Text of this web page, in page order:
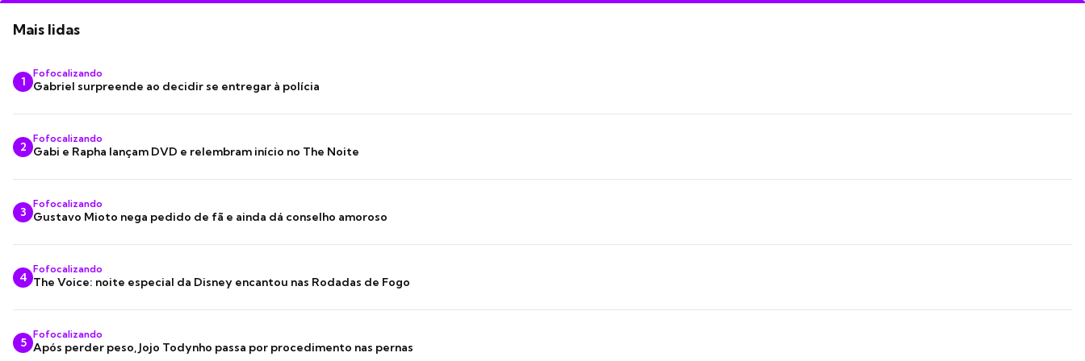
Mais lidas
1
Fofocalizando
Gabriel surpreende ao decidir se entregar à polícia
2
Fofocalizando
Gabi e Rapha lançam DVD e relembram início no The Noite
3
Fofocalizando
Gustavo Mioto nega pedido de fã e ainda dá conselho amoroso
4
Fofocalizando
The Voice: noite especial da Disney encantou nas Rodadas de Fogo
5
Fofocalizando
Após perder peso, Jojo Todynho passa por procedimento nas pernas